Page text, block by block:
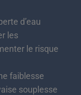
d’eau
les
le risque
faiblesse
souplesse